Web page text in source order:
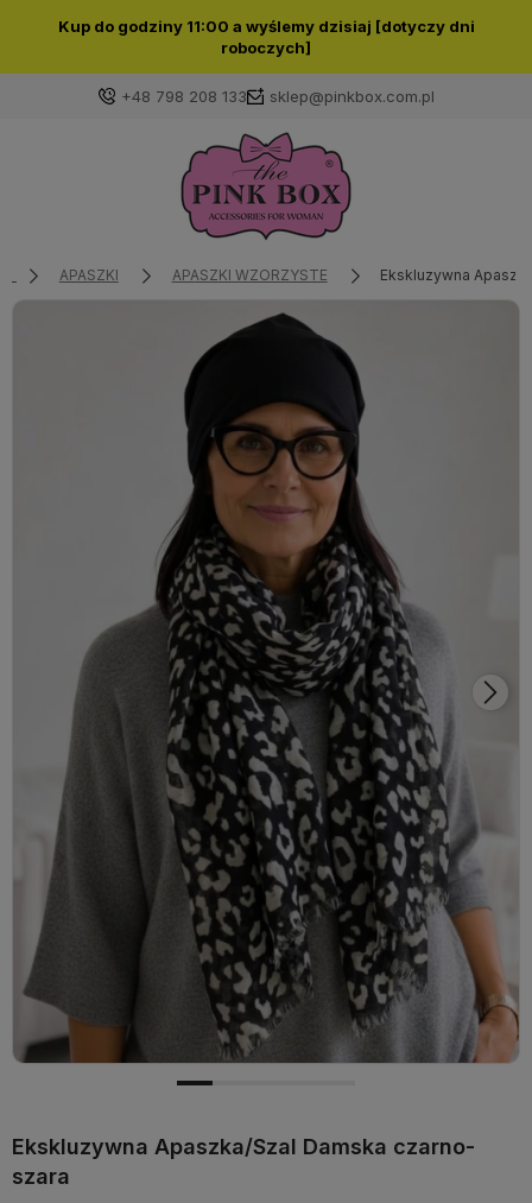
Kup do godziny 11:00 a wyślemy dzisiaj [dotyczy dni
roboczych]
+48 798 208 133 sklep@pinkbox.com.pl
Zaloguj się
Wybierz coś dla siebie z naszej aktualnej oferty lub
zaloguj się, aby przywrócić dodane produkty do listy
z poprzedniej sesji.
APASZKI APASZKI WZORZYSTE Ekskluzywna
Ekskluzywna Apaszka/Szal Damska czarno-
szara